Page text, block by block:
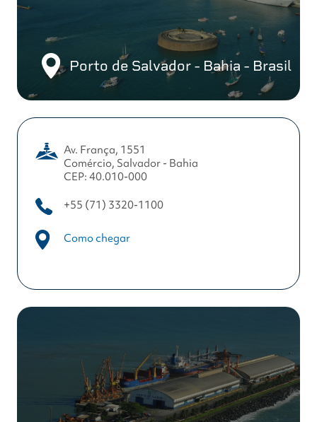
Porto de Salvador - Bahia - Brasil
Av. França, 1551
Comércio, Salvador - Bahia
CEP: 40.010-000
+55 (71) 3320-1100
Como chegar